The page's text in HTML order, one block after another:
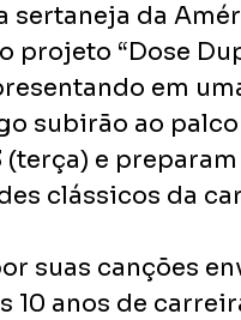
sertaneja da
projeto “Dose
em
subirão ao
(terça) e
clássicos da
suas canções
10 anos de